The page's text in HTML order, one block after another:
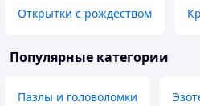
Открытки с рождеством
Популярные категории
Пазлы и головоломки